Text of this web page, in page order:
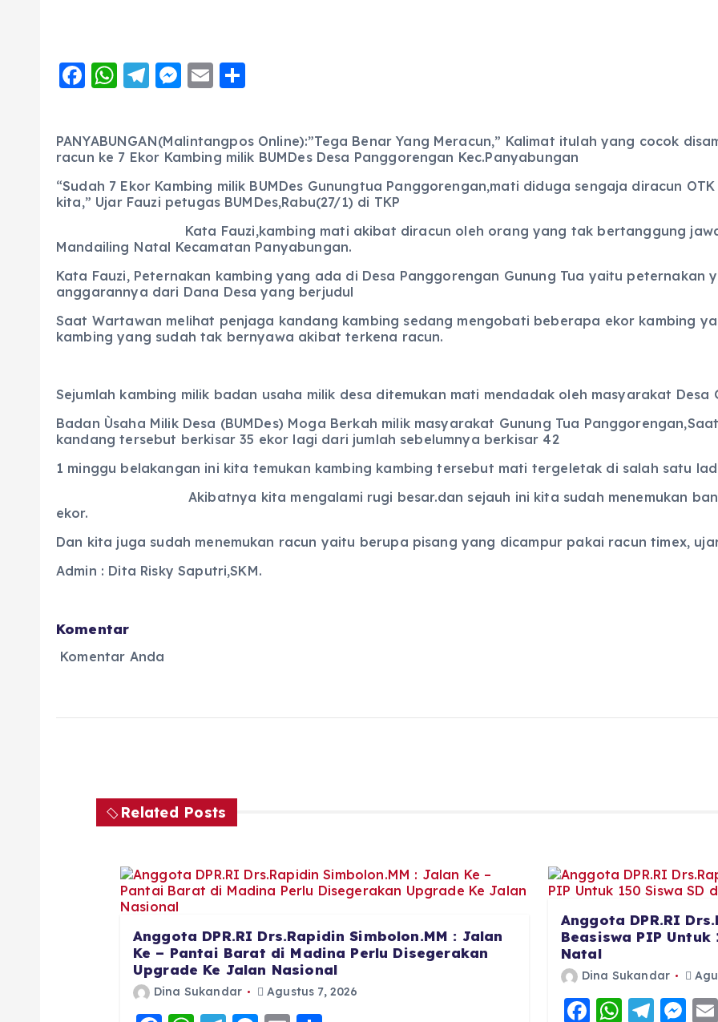
F
e
b
o
k
W
ts
A
p
T
g
r
a
M
e
n
g
er
E
l
re
PANYABUNGAN(Malintangpos Online):”Tega Benar Yang Meracun,” Kalimat itulah yang cocok
racun ke 7 Ekor Kambing milik BUMDes Desa Panggorengan Kec.Panyabungan
“Sudah 7 Ekor Kambing milik BUMDes Gunungtua Panggorengan,mati diduga sengaja diracun
kita,” Ujar Fauzi petugas BUMDes,Rabu(27/1) di TKP
Kata Fauzi,kambing mati akibat diracun oleh orang yang tak bertanggung
Mandailing Natal Kecamatan Panyabungan.
Kata Fauzi, Peternakan kambing yang ada di Desa Panggorengan Gunung Tua yaitu peternakan
anggarannya dari Dana Desa yang berjudul
Saat Wartawan melihat penjaga kandang kambing sedang mengobati beberapa ekor kambing
kambing yang sudah tak bernyawa akibat terkena racun.
Sejumlah kambing milik badan usaha milik desa ditemukan mati mendadak oleh masyarakat Desa
Badan Ùsaha Milik Desa (BUMDes) Moga Berkah milik masyarakat Gunung Tua
kandang tersebut berkisar 35 ekor lagi dari jumlah sebelumnya berkisar 42
1 minggu belakangan ini kita temukan kambing kambing tersebut mati tergeletak di salah satu
Akibatnya kita mengalami rugi besar.dan sejauh ini kita sudah menemukan
ekor.
Dan kita juga sudah menemukan racun yaitu berupa pisang yang dicampur pakai racun timex,
Admin : Dita Risky Saputri,SKM.
Komentar
Komentar Anda
Related Posts
Anggota DPR.RI Drs.Rapidin Simbolon.MM : Jalan
Ke – Pantai Barat di Madina Perlu Disegerakan
Upgrade Ke Jalan Nasional
Dina Sukandar Agustus 7, 2026
Anggota DPR.RI
Beasiswa PIP Untuk
Natal
Dina Sukandar
F
W T
M